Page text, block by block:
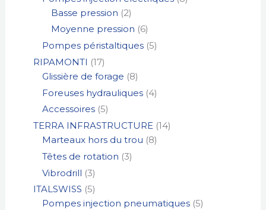
Basse pression 2
Moyenne pression 6
Pompes péristaltiques 5
RIPAMONTI 17
Glissière de forage 8
Foreuses hydrauliques 4
Accessoires 5
TERRA INFRASTRUCTURE 14
Marteaux hors du trou 8
Têtes de rotation 3
Vibrodrill 3
ITALSWISS 5
Pompes injection pneumatiques 5